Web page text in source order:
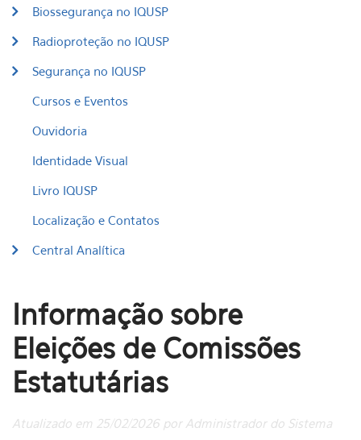
Biossegurança no IQUSP
Radioproteção no IQUSP
Segurança no IQUSP
Cursos e Eventos
Ouvidoria
Identidade Visual
Livro IQUSP
Localização e Contatos
Central Analítica
Informação sobre
Eleições de Comissões
Estatutárias
Atualizado em 25/02/2026 por Administrador do Sistema